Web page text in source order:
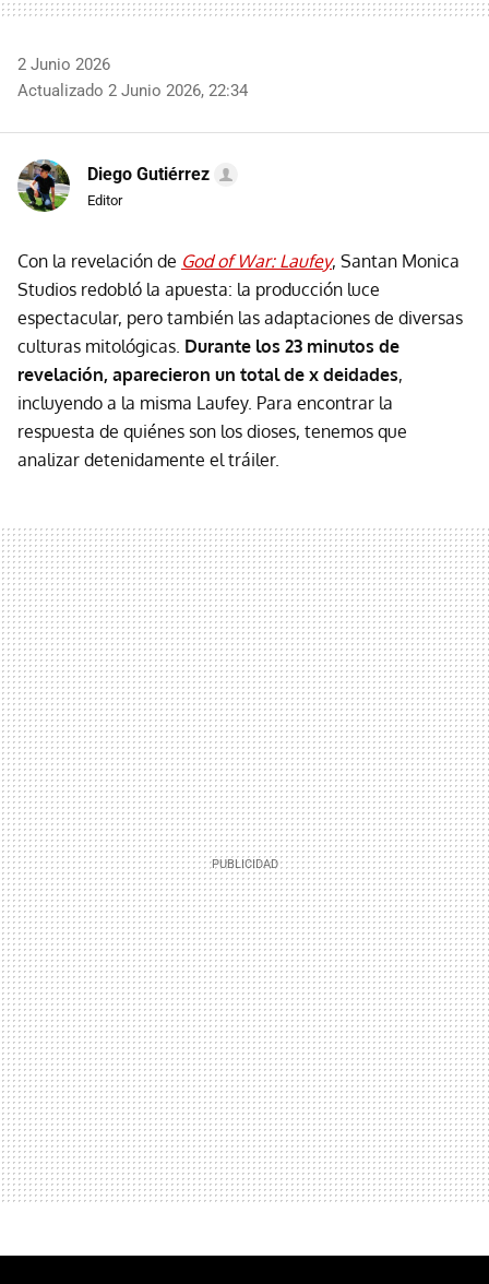
2 Junio 2026
Actualizado 2 Junio 2026, 22:34
Diego Gutiérrez
Editor
Con la revelación de God of War: Laufey, Santan Monica
Studios redobló la apuesta: la producción luce
espectacular, pero también las adaptaciones de diversas
culturas mitológicas. Durante los 23 minutos de
revelación, aparecieron un total de x deidades,
incluyendo a la misma Laufey. Para encontrar la
respuesta de quiénes son los dioses, tenemos que
analizar detenidamente el tráiler.